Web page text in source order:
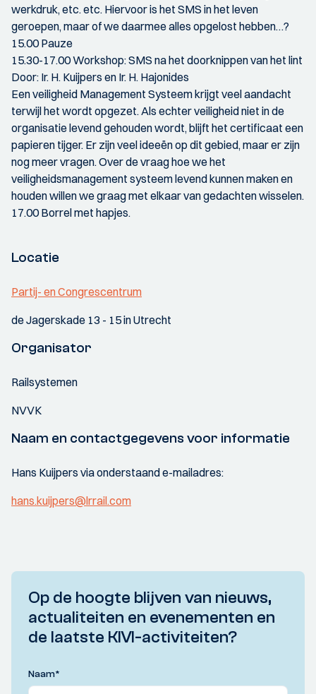
werkdruk, etc. etc. Hiervoor is het SMS in het leven
geroepen, maar of we daarmee alles opgelost hebben…?
15.00 Pauze
15.30-17.00 Workshop: SMS na het doorknippen van het lint
Door: Ir. H. Kuijpers en Ir. H. Hajonides
Een veiligheid Management Systeem krijgt veel aandacht
terwijl het wordt opgezet. Als echter veiligheid niet in de
organisatie levend gehouden wordt, blijft het certificaat een
papieren tijger. Er zijn veel ideeën op dit gebied, maar er zijn
nog meer vragen. Over de vraag hoe we het
veiligheidsmanagement systeem levend kunnen maken en
houden willen we graag met elkaar van gedachten wisselen.
17.00 Borrel met hapjes.
Locatie
Partij- en Congrescentrum
de Jagerskade 13 - 15 in Utrecht
Organisator
Railsystemen
NVVK
Naam en contactgegevens voor informatie
Hans Kuijpers via onderstaand e-mailadres:
hans.kuijpers@lrrail.com
Op de hoogte blijven van nieuws,
actualiteiten en evenementen en
de laatste KIVI-activiteiten?
Naam*